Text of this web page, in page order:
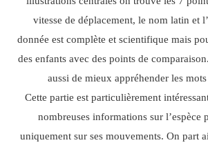
vitesse de déplacement, le nom latin et
donnée est complète et scientifique mais
des enfants avec des points de
aussi de mieux appréhender les
Cette partie est particulièrement
nombreuses informations sur l’espèce
uniquement sur ses mouvements. On part